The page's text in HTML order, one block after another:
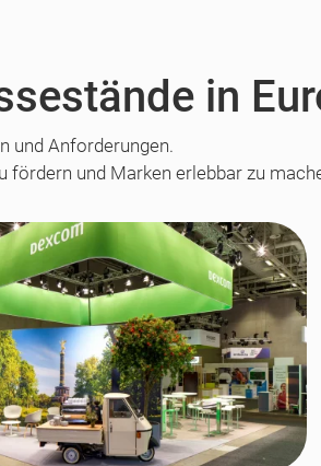
in
und Anforderungen.
fördern und Marken erlebbar zu